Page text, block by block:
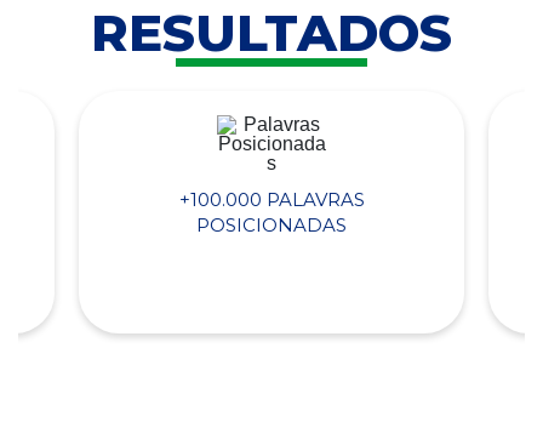
RESULTADOS
+100.000 PALAVRAS
POSICIONADAS